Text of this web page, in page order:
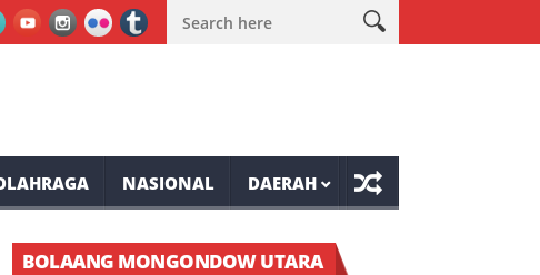
Stvri Tenda Minta Masyarakat Antisipasi Dampak El Nino
NASIONAL DAERAH
BOLAANG MONGONDOW UTARA